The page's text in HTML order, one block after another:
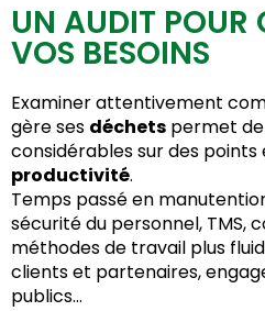
UN AUDIT POUR
VOS BESOINS
Examiner attentivement
gère ses déchets permet
considérables sur des
productivité.
Temps passé en
sécurité du personnel, TMS,
méthodes de travail plus
clients et partenaires,
publics…